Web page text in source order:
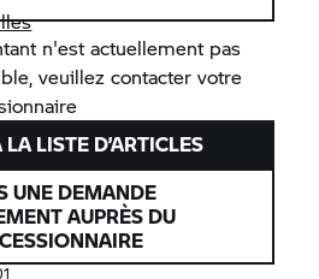
n'est actuellement pas
veuillez contacter votre
LISTE D’ARTICLES
UNE DEMANDE
AUPRÈS DU